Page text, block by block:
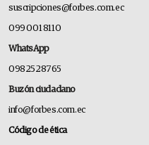
suscripciones@forbes.com.ec
099 001 8110
WhatsApp
0982528765
Buzón ciudadano
info@forbes.com.ec
Código de ética